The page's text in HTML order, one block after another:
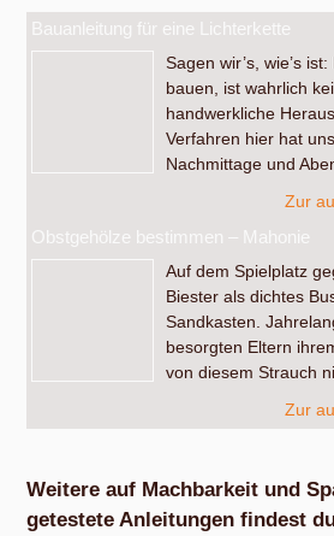
Bauanleitung für eine Lichterkette
Sagen wir’s, wie’s
bauen, ist wahrlich
handwerkliche
Verfahren hier hat
Nachmittage und
Zur
Obstgehölze bestimmen – Mahonie
Auf dem Spielplatz
Biester als dichtes
Sandkasten.
besorgten Eltern
von diesem Strauch
Zur
Weitere auf Machbarkeit und
getestete Anleitungen findest